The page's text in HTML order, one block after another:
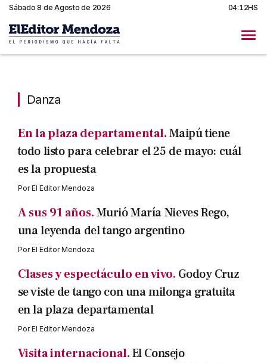
Sábado 8 de Agosto de 2026 04:12HS
Danza
En la plaza departamental.Maipú tiene
todo listo para celebrar el 25 de mayo: cuál
es la propuesta
PorEl Editor Mendoza
A sus 91 años.Murió María Nieves Rego,
una leyenda del tango argentino
PorEl Editor Mendoza
Clases y espectáculo en vivo. Godoy Cruz
se viste de tango con una milonga gratuita
en la plaza departamental
PorEl Editor Mendoza
Visita internacional.El Consejo